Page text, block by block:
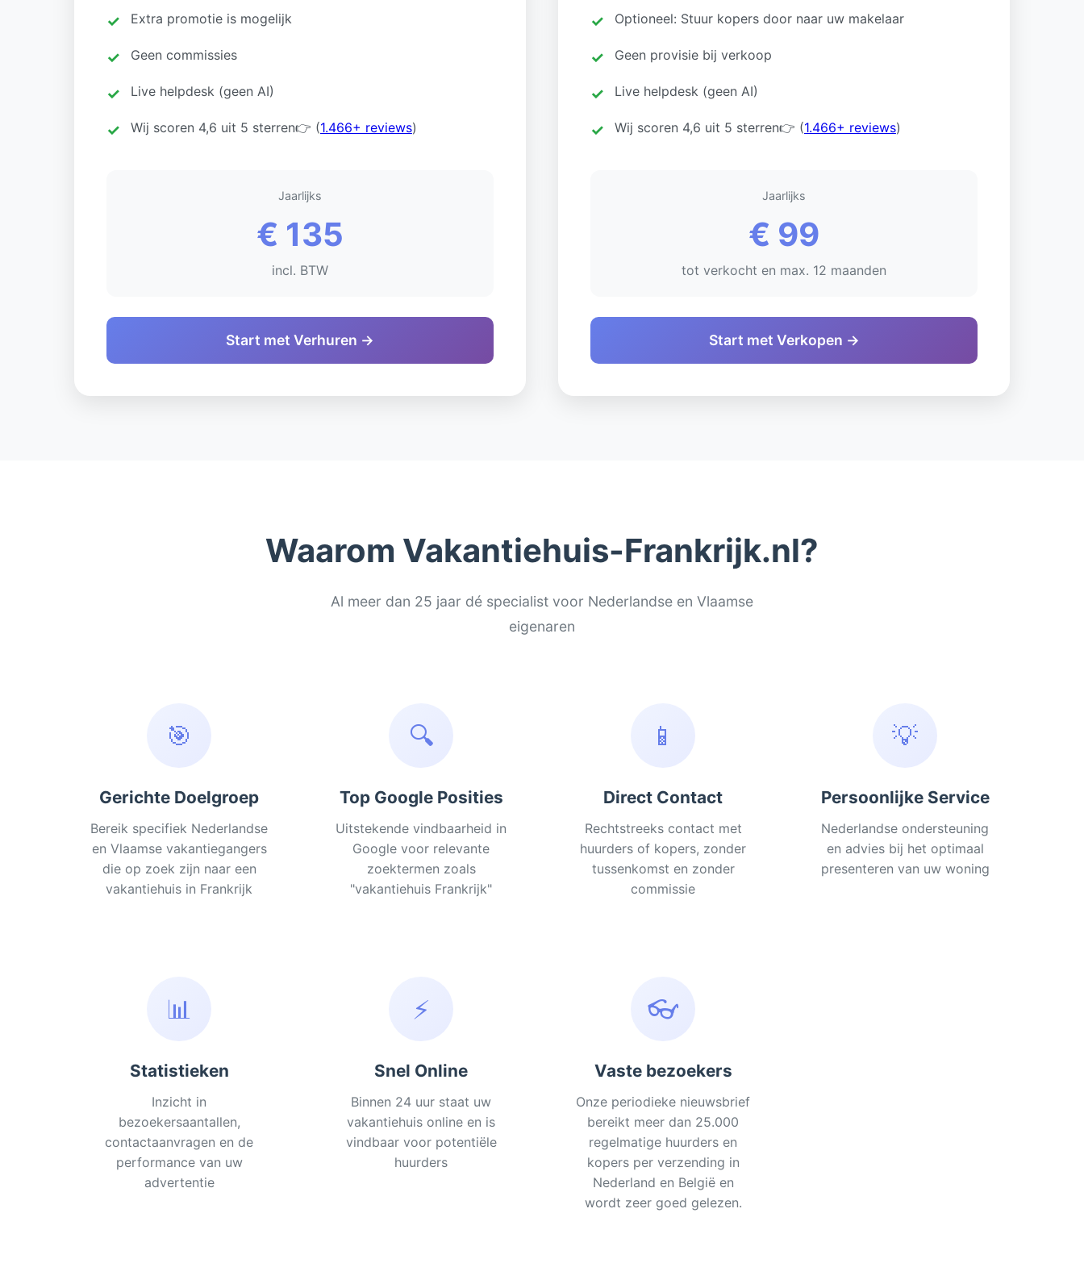
Extra promotie is mogelijk
Geen commissies
Live helpdesk (geen AI)
Wij scoren 4,6 uit 5 sterren👉 (1.466+ reviews)
Jaarlijks
€ 135
incl. BTW
Start met Verhuren →
Optioneel: Stuur kopers door naar uw makelaar
Geen provisie bij verkoop
Live helpdesk (geen AI)
Wij scoren 4,6 uit 5 sterren👉 (1.466+ reviews)
Jaarlijks
€ 99
tot verkocht en max. 12 maanden
Start met Verkopen →
Waarom Vakantiehuis-Frankrijk.nl?
Al meer dan 25 jaar dé specialist voor Nederlandse en Vlaamse
eigenaren
🎯
Gerichte Doelgroep
Bereik specifiek Nederlandse
en Vlaamse vakantiegangers
die op zoek zijn naar een
vakantiehuis in Frankrijk
🔍
Top Google Posities
Uitstekende vindbaarheid in
Google voor relevante
zoektermen zoals
"vakantiehuis Frankrijk"
📱
Direct Contact
Rechtstreeks contact met
huurders of kopers, zonder
tussenkomst en zonder
commissie
💡
Persoonlijke Service
Nederlandse ondersteuning
en advies bij het optimaal
presenteren van uw woning
📊
Statistieken
Inzicht in
bezoekersaantallen,
contactaanvragen en de
performance van uw
advertentie
⚡
Snel Online
Binnen 24 uur staat uw
vakantiehuis online en is
vindbaar voor potentiële
huurders
👓
Vaste bezoekers
Onze periodieke nieuwsbrief
bereikt meer dan 25.000
regelmatige huurders en
kopers per verzending in
Nederland en België en
wordt zeer goed gelezen.